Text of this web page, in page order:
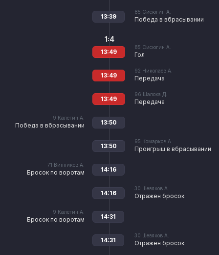
85 Сисюгин А.
Победа в вбрасывании
13:39
85 Сисюгин А.
Гол
1:4
13:49
92 Николаев А.
Передача
13:49
96 Шалоха Д.
Передача
13:49
9 Калегин А.
Победа в вбрасывании 13:50
95 Комарков А.
Проигрыш в вбрасывании
13:50
71 Винников А.
Бросок по воротам 14:16
30 Шевяков А.
Отражен бросок
14:16
9 Калегин А.
Бросок по воротам 14:31
30 Шевяков А.
Отражен бросок
14:31